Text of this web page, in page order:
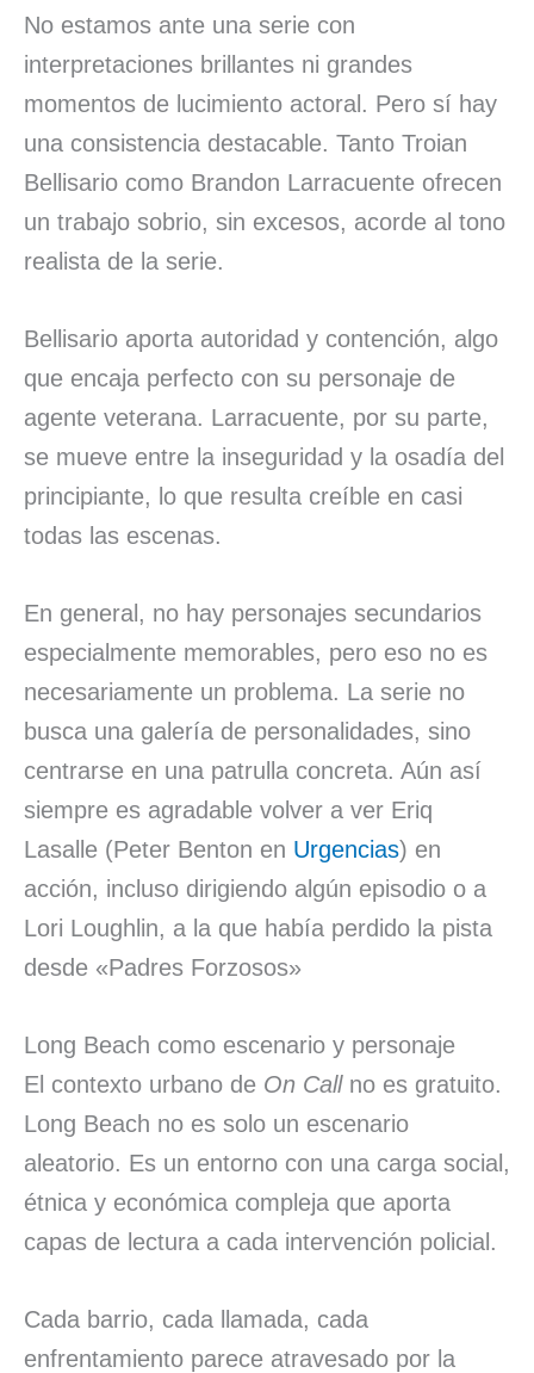
No estamos ante una serie con
interpretaciones brillantes ni grandes
momentos de lucimiento actoral. Pero sí hay
una consistencia destacable. Tanto Troian
Bellisario como Brandon Larracuente ofrecen
un trabajo sobrio, sin excesos, acorde al tono
realista de la serie.
Bellisario aporta autoridad y contención, algo
que encaja perfecto con su personaje de
agente veterana. Larracuente, por su parte,
se mueve entre la inseguridad y la osadía del
principiante, lo que resulta creíble en casi
todas las escenas.
En general, no hay personajes secundarios
especialmente memorables, pero eso no es
necesariamente un problema. La serie no
busca una galería de personalidades, sino
centrarse en una patrulla concreta. Aún así
siempre es agradable volver a ver Eriq
Lasalle (Peter Benton en Urgencias) en
acción, incluso dirigiendo algún episodio o a
Lori Loughlin, a la que había perdido la pista
desde «Padres Forzosos»
Long Beach como escenario y personaje
El contexto urbano de On Callno es gratuito.
Long Beach no es solo un escenario
aleatorio. Es un entorno con una carga social,
étnica y económica compleja que aporta
capas de lectura a cada intervención policial.
Cada barrio, cada llamada, cada
enfrentamiento parece atravesado por la